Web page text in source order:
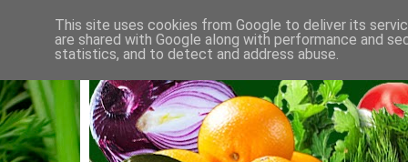
This site uses cookies from Google to deliver its
are shared with Google along with performance and
statistics, and to detect and address abuse.